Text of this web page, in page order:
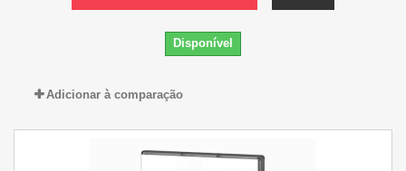
Disponível
Adicionar à comparação